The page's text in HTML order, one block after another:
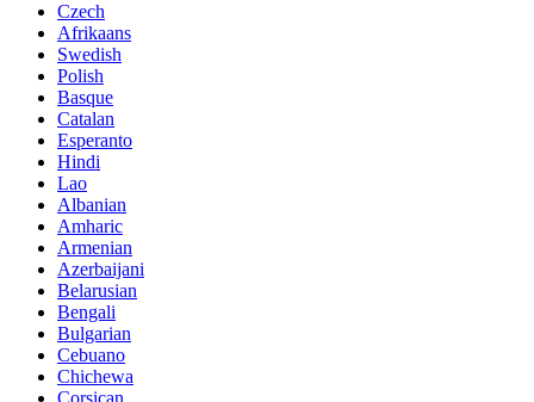
Czech
Afrikaans
Swedish
Polish
Basque
Catalan
Esperanto
Hindi
Lao
Albanian
Amharic
Armenian
Azerbaijani
Belarusian
Bengali
Bulgarian
Cebuano
Chichewa
Corsican